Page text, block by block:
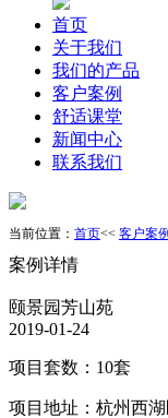
首页
关于我们
我们的产品
客户案例
舒适课堂
新闻中心
联系我们
当前位置： 首页<< 客户案例
案例详情
颐景园芳山苑
2019-01-24
项目套数：10套
项目地址：杭州西